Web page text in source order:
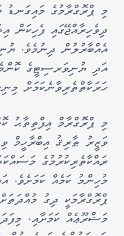
މި ޕްރޮގްރާމުގެ މައިގަނޑު
ދިވެހިރާއްޖޭގައި ފެހިކަން
އެއްބާރުލުން ދިނުމެވެ.
އަދި ޔުނިވަރސިޓީގެ
ހަރަކާތްތެރިވާނެކަމަށް
މި ޕްރޮގްރާމް އިފްތިތާޙު
ވަޒީރު ޠާރިޤު އިބްރާހީމް
ރައްކާތެރިކުރުމުގެ
ޕްރޮގްރާމަކީ ދިގު
މަޝްރޫޢެއް ކަމަށާއި،